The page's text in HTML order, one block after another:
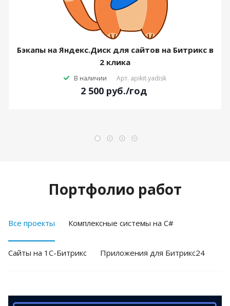
Бэкапы на Яндекс.Диск для сайтов на Битрикс в
2 клика
В наличии Арт. apikit.yadisk
2 500 руб./год
Портфолио работ
Все проекты Комплексные системы на C#
Cайты на 1С-Битрикс Приложения для Битрикс24